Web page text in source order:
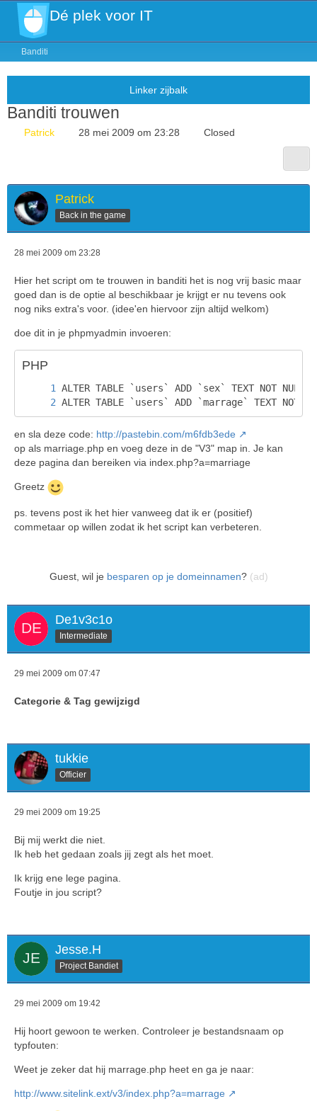
Dé plek voor IT
Banditi
Banditi trouwen
Patrick 28 mei 2009 om 23:28 Closed
Patrick
Back in the game
28 mei 2009 om 23:28
Hier het script om te trouwen in banditi het is nog vrij basic maar
goed dan is de optie al beschikbaar je krijgt er nu tevens ook
nog niks extra's voor. (idee'en hiervoor zijn altijd welkom)
doe dit in je phpmyadmin invoeren:
PHP
ALTER TABLE `users` ADD `marrage` TEXT NOT
en sla deze code: http://pastebin.com/m6fdb3ede
op als marriage.php en voeg deze in de "V3" map in. Je kan
deze pagina dan bereiken via index.php?a=marriage
Greetz
ps. tevens post ik het hier vanweeg dat ik er (positief)
commetaar op willen zodat ik het script kan verbeteren.
Guest, wil je besparen op je domeinnamen? (ad)
De1v3c1o
Intermediate
29 mei 2009 om 07:47
Categorie & Tag gewijzigd
tukkie
Officier
29 mei 2009 om 19:25
Bij mij werkt die niet.
Ik heb het gedaan zoals jij zegt als het moet.
Ik krijg ene lege pagina.
Foutje in jou script?
Jesse.H
Project Bandiet
29 mei 2009 om 19:42
Hij hoort gewoon te werken. Controleer je bestandsnaam op
typfouten:
Weet je zeker dat hij marrage.php heet en ga je naar:
http://www.sitelink.ext/v3/index.php?a=marrage